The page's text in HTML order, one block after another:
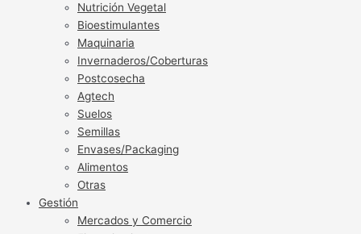
Nutrición Vegetal
Bioestimulantes
Maquinaria
Invernaderos/Coberturas
Postcosecha
Agtech
Suelos
Semillas
Envases/Packaging
Alimentos
Otras
Gestión
Mercados y Comercio